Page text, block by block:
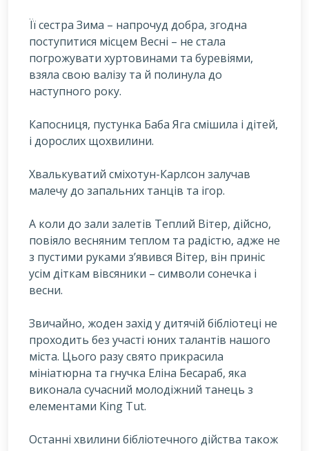
Її сестра Зима – напрочуд добра, згодна
поступитися місцем Весні – не стала
погрожувати хуртовинами та буревіями,
взяла свою валізу та й полинула до
наступного року.
Капосниця, пустунка Баба Яга смішила і дітей,
і дорослих щохвилини.
Хвалькуватий сміхотун-Карлсон залучав
малечу до запальних танців та ігор.
А коли до зали залетів Теплий Вітер, дійсно,
повіяло весняним теплом та радістю, адже не
з пустими руками з’явився Вітер, він приніс
усім діткам вівсяники – символи сонечка і
весни.
Звичайно, жоден захід у дитячій бібліотеці не
проходить без участі юних талантів нашого
міста. Цього разу свято прикрасила
мініатюрна та гнучка Еліна Бесараб, яка
виконала сучасний молодіжний танець з
елементами King Tut.
Останні хвилини бібліотечного дійства також